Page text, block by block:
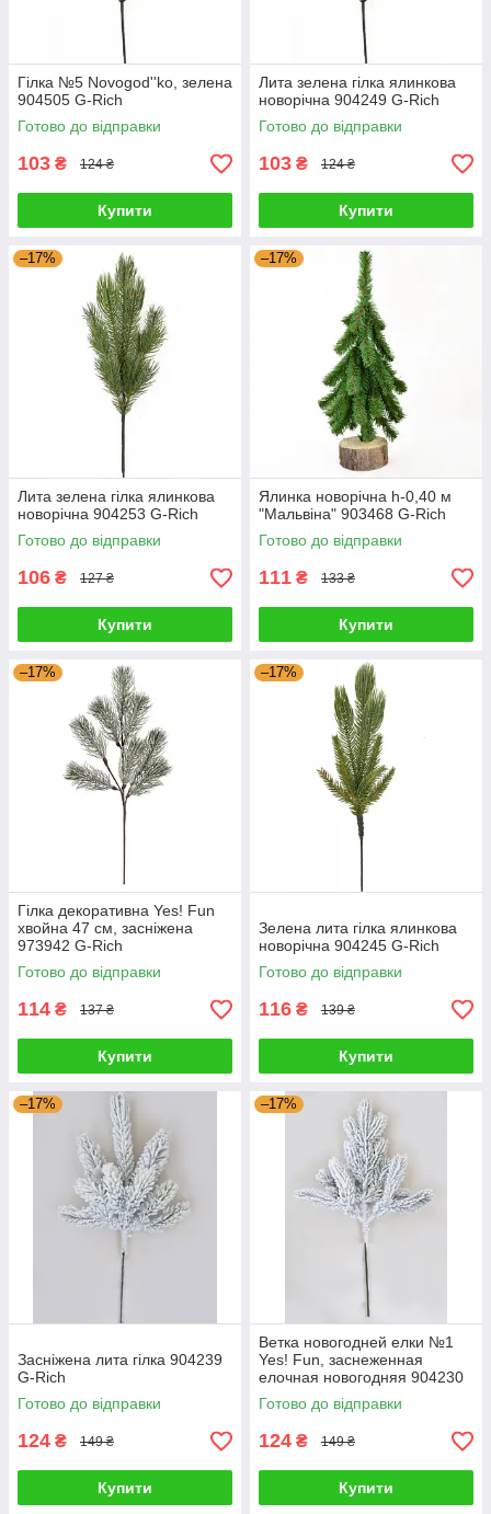
Гілка №5 Novogod''ko, зелена
904505 G-Rich
Готово до відправки
103 ₴ 124 ₴
Купити
Лита зелена гілка ялинкова
новорічна 904249 G-Rich
Готово до відправки
103 ₴ 124 ₴
Купити
–17%
Лита зелена гілка ялинкова
новорічна 904253 G-Rich
Готово до відправки
106 ₴ 127 ₴
Купити
–17%
Ялинка новорічна h-0,40 м
"Мальвіна" 903468 G-Rich
Готово до відправки
111 ₴ 133 ₴
Купити
–17%
Гілка декоративна Yes! Fun
хвойна 47 см, засніжена
973942 G-Rich
Готово до відправки
114 ₴ 137 ₴
Купити
–17%
Зелена лита гілка ялинкова
новорічна 904245 G-Rich
Готово до відправки
116 ₴ 139 ₴
Купити
–17%
Засніжена лита гілка 904239
G-Rich
Готово до відправки
124 ₴ 149 ₴
Купити
–17%
Ветка новогодней елки №1
Yes! Fun, заснеженная
елочная новогодняя 904230
G-Rich
Готово до відправки
124 ₴ 149 ₴
Купити